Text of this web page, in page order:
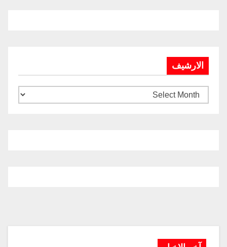
الارشيف